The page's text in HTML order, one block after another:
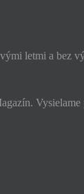
letmi a bez